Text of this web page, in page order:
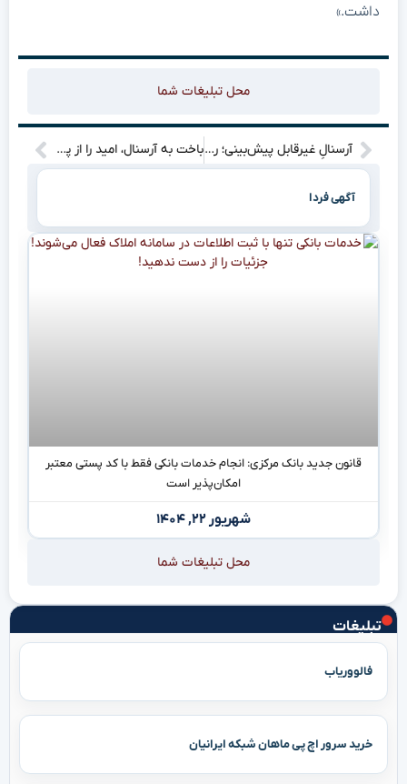
تبلیغات
فالووریاب
خرید سرور اچ پی ماهان شبکه ایرانیان
داشت.»
محل تبلیغات شما
آرسنالِ غیرقابل پیش‌بینی؛ رازِ تغییراتِ آرتتا چیست؟ باخت به آرسنال، امید را از پوسته کوگلو نگرفت: به هدفمان می‌رسیم!
آگهی فردا
قانون جدید بانک مرکزی: انجام خدمات بانکی فقط با کد پستی معتبر
امکان‌پذیر است
شهریور ۲۲, ۱۴۰۴
محل تبلیغات شما